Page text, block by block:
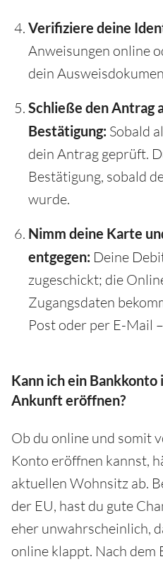
Verifiziere deine
Anweisungen online
dein
Schließe den Antrag
Bestätigung: Sobald
dein Antrag geprüft.
Bestätigung, sobald
wurde.
Nimm deine Karte
entgegen: Deine
zugeschickt; die
Zugangsdaten
Post oder per E-Mail
Kann ich ein Bankkonto
Ankunft eröffnen?
Ob du online und somit
Konto eröffnen kannst,
aktuellen Wohnsitz ab.
der EU, hast du gute
eher unwahrscheinlich,
online klappt. Nach dem